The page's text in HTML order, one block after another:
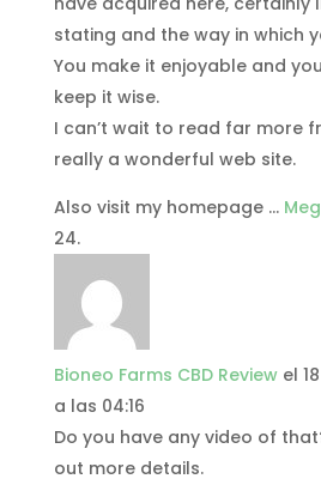
stating and the way in which
You make it enjoyable and
keep it wise.
I can’t wait to read far more
really a wonderful web site.
Also visit my homepage …
Bioneo Farms CBD Review el
a las 04:16
Do you have any video of
out more details.